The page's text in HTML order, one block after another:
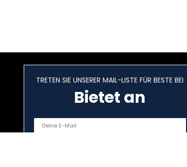
TRETEN SIE UNSERER MAIL-LISTE FÜR BESTE BEI
Bietet an